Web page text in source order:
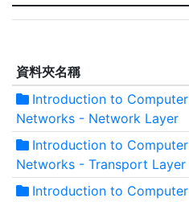
資料夾名稱
Introduction to Computer
Networks - Network Layer
Introduction to Computer
Networks - Transport Layer
Introduction to Computer